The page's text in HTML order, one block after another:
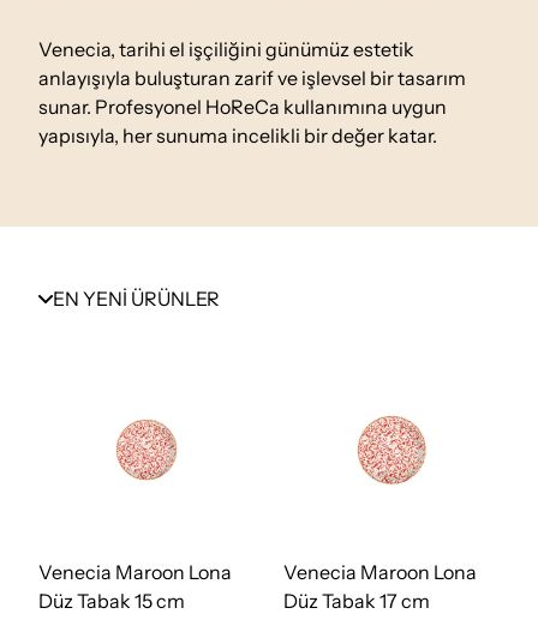
Venecia, tarihi el işçiliğini günümüz estetik
anlayışıyla buluşturan zarif ve işlevsel bir tasarım
sunar. Profesyonel HoReCa kullanımına uygun
yapısıyla, her sunuma incelikli bir değer katar.
EN YENİ ÜRÜNLER
Venecia Maroon Lona
Düz Tabak 15 cm
Venecia Maroon Lona
Düz Tabak 17 cm